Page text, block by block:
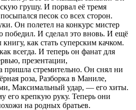
грушу. И порвал её тремя
песок со всех сторон.
Он полетел на конкурс мистер
победил. И сделал это вновь. И ещё
как стать суперским качком.
всегда. И теперь он фанат для
презентации,
пришла стремительно. Он снял ни
роза, Разборка в Маниле,
Максимальный удар, — его хиты.
его крепкую руку. Теперь они
на родных братьев.